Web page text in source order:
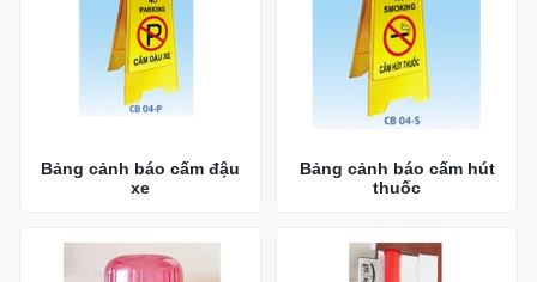
Bảng cảnh báo cấm đậu
xe
Bảng cảnh báo cấm hút
thuốc